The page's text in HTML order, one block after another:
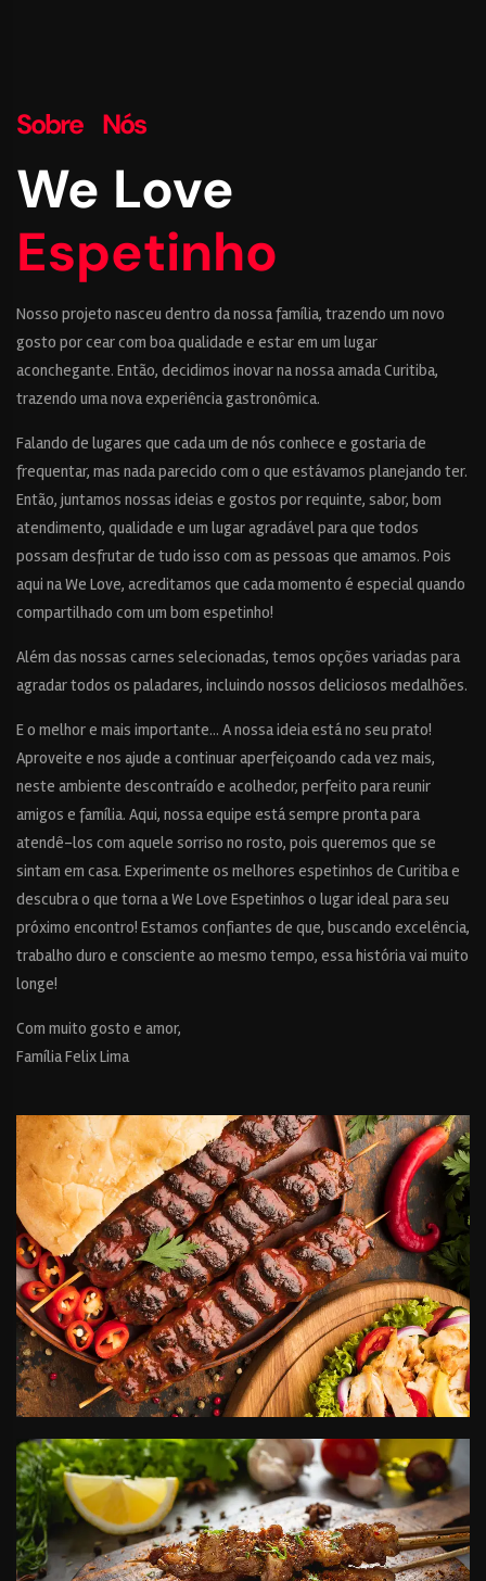
Sobre Nós
We Love
Espetinho
Nosso projeto nasceu dentro da nossa família, trazendo um novo
gosto por cear com boa qualidade e estar em um lugar
aconchegante. Então, decidimos inovar na nossa amada Curitiba,
trazendo uma nova experiência gastronômica.
Falando de lugares que cada um de nós conhece e gostaria de
frequentar, mas nada parecido com o que estávamos planejando ter.
Então, juntamos nossas ideias e gostos por requinte, sabor, bom
atendimento, qualidade e um lugar agradável para que todos
possam desfrutar de tudo isso com as pessoas que amamos. Pois
aqui na We Love, acreditamos que cada momento é especial quando
compartilhado com um bom espetinho!
Além das nossas carnes selecionadas, temos opções variadas para
agradar todos os paladares, incluindo nossos deliciosos medalhões.
E o melhor e mais importante... A nossa ideia está no seu prato!
Aproveite e nos ajude a continuar aperfeiçoando cada vez mais,
neste ambiente descontraído e acolhedor, perfeito para reunir
amigos e família. Aqui, nossa equipe está sempre pronta para
atendê-los com aquele sorriso no rosto, pois queremos que se
sintam em casa. Experimente os melhores espetinhos de Curitiba e
descubra o que torna a We Love Espetinhos o lugar ideal para seu
próximo encontro! Estamos confiantes de que, buscando excelência,
trabalho duro e consciente ao mesmo tempo, essa história vai muito
longe!
Com muito gosto e amor,
Família Felix Lima